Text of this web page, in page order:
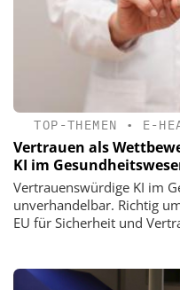
TOP-THEMEN • E-
Vertrauen als
KI im
Vertrauenswürdige KI im
unverhandelbar. Richtig
EU für Sicherheit und